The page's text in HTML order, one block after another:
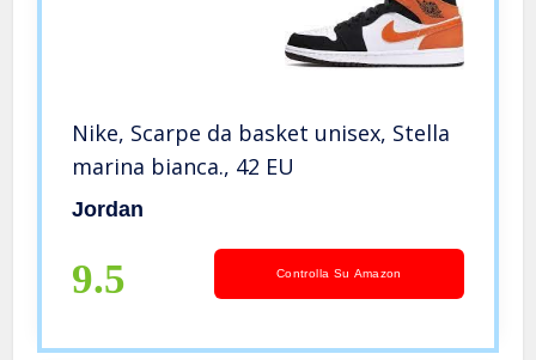
Nike, Scarpe da basket unisex, Stella
marina bianca., 42 EU
Jordan
9.5 Controlla Su Amazon